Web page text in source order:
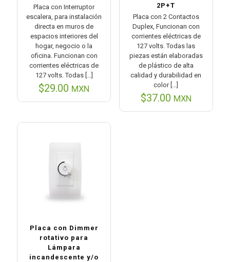
Placa con Interruptor
escalera, para instalación
directa en muros de
espacios interiores del
hogar, negocio o la
oficina. Funcionan con
corrientes eléctricas de
127 volts. Todas[…]
$29.00 MXN
2P+T
Placa con 2 Contactos
Duplex, Funcionan con
corrientes eléctricas de
127 volts. Todas las
piezas están elaboradas
de plástico de alta
calidad y durabilidad en
color[…]
$37.00 MXN
Placa con Dimmer
rotativo para
Lámpara
incandescente y/o